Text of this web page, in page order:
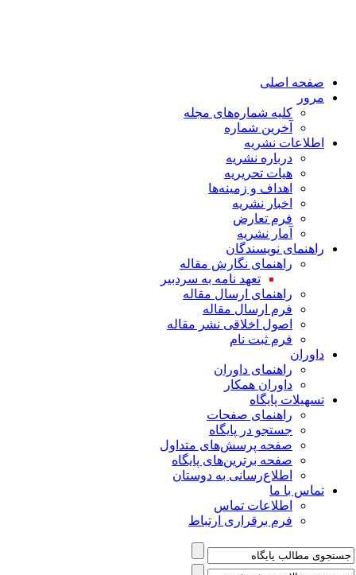
صفحه اصلی
مرور
کلیه شماره‌های مجله
آخرین شماره
اطلاعات نشریه
درباره نشریه
هیات تحریریه
اهداف و زمینه‌ها
اخبار نشریه
فرم تعارض
آمار نشریه
راهنمای نویسندگان
راهنمای نگارش مقاله
تعهد نامه به سردبیر
راهنمای ارسال مقاله
فرم ارسال مقاله
اصول اخلاقی نشر مقاله
فرم ثبت نام
داوران
راهنمای داوران
داوران همکار
تسهیلات پایگاه
راهنمای صفحات
جستجو در پایگاه
صفحه پرسش‌های متداول
صفحه برترین‌های پایگاه
اطلاع‌رسانی به دوستان
تماس با ما
اطلاعات تماس
فرم برقراری ارتباط